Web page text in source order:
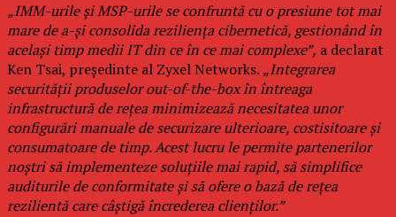
„IMM-urile și MSP-urile se confruntă cu o presiune tot mai
mare de a-și consolida reziliența cibernetică, gestionând în
același timp medii IT din ce în ce mai complexe”, a declarat
Ken Tsai, președinte al Zyxel Networks. „Integrarea
securității produselor out-of-the-box în întreaga
infrastructură de rețea minimizează necesitatea unor
configurări manuale de securizare ulterioare, costisitoare și
consumatoare de timp. Acest lucru le permite partenerilor
noștri să implementeze soluțiile mai rapid, să simplifice
auditurile de conformitate și să ofere o bază de rețea
rezilientă care câștigă încrederea clienților.”